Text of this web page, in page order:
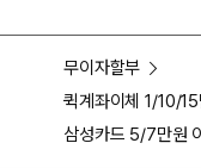
무이자할부
퀵계좌이체 1/10/
삼성카드 5/7만원